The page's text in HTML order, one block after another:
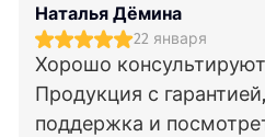
Наталья Дёмина
22 января
Хорошо
Продукция с
поддержка и